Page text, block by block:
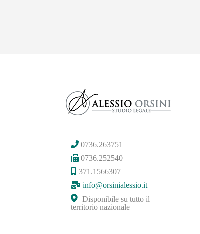
0736.263751
0736.252540
371.1566307
info@orsinialessio.it
Disponibile su tutto il
territorio nazionale